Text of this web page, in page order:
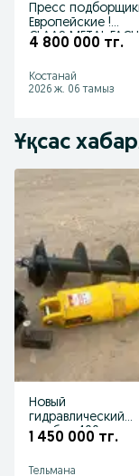
Пресс
Европейские !
CLAAS METAL FACH
4 800 000 тг.
Костанай
2026 ж. 06 тамыз
Ұқсас
Новый
гидравлический
ямобур 400 мм,
1 450 000 тг.
Тельмана